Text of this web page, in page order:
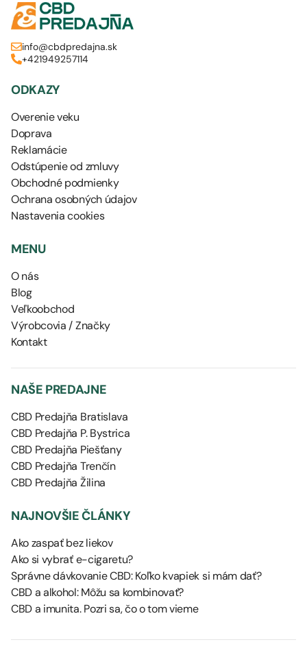
info@cbdpredajna.sk
+421949257114
ODKAZY
Overenie veku
Doprava
Reklamácie
Odstúpenie od zmluvy
Obchodné podmienky
Ochrana osobných údajov
Nastavenia cookies
MENU
O nás
Blog
Veľkoobchod
Výrobcovia / Značky
Kontakt
NAŠE PREDAJNE
CBD Predajňa Bratislava
CBD Predajňa P. Bystrica
CBD Predajňa Piešťany
CBD Predajňa Trenčín
CBD Predajňa Žilina
NAJNOVŠIE ČLÁNKY
Ako zaspať bez liekov
Ako si vybrať e-cigaretu?
Správne dávkovanie CBD: Koľko kvapiek si mám dať?
CBD a alkohol: Môžu sa kombinovať?
CBD a imunita. Pozri sa, čo o tom vieme